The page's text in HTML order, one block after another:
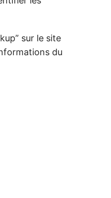
sur le site
du